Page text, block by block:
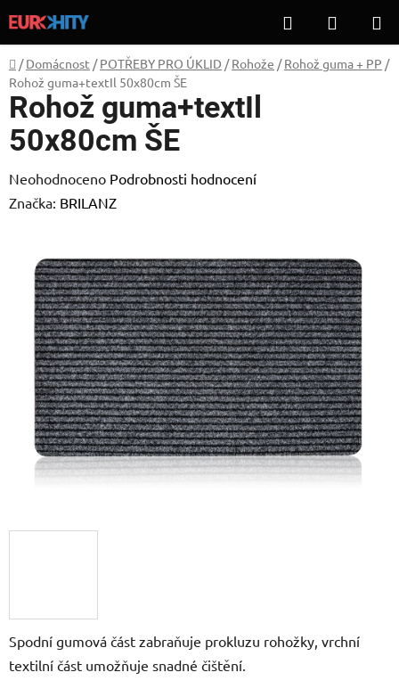
na
obsah
Hledat
KOŠÍK
Domů
/ Domácnost / POTŘEBY PRO ÚKLID / Rohože / Rohož guma + PP /
Rohož guma+textIl 50x80cm ŠE
Spodní gumová část zabraňuje prokluzu rohožky, vrchní
textilní část umožňuje snadné čištění.
Rohož guma+textIl
50x80cm ŠE
Průměrné
hodnocení
hvězdiček.
Neohodnoceno Podrobnosti hodnocení
Značka: BRILANZ